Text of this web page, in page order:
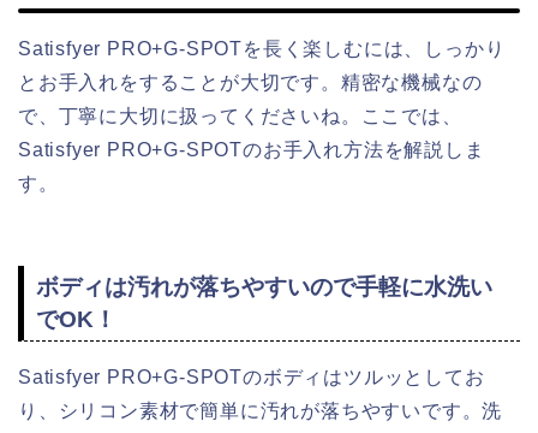
Satisfyer PRO+G-SPOTを長く楽しむには、しっかり
とお手入れをすることが大切です。精密な機械なの
で、丁寧に大切に扱ってくださいね。ここでは、
Satisfyer PRO+G-SPOTのお手入れ方法を解説しま
す。
ボディは汚れが落ちやすいので手軽に水洗い
でOK！
Satisfyer PRO+G-SPOTのボディはツルッとしてお
り、シリコン素材で簡単に汚れが落ちやすいです。洗